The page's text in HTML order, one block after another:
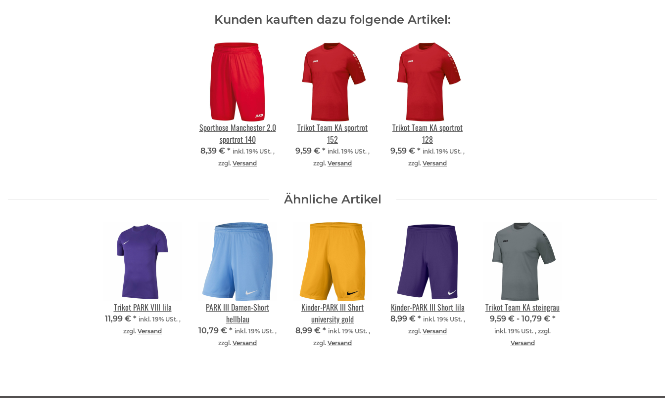
Kunden kauften dazu folgende Artikel:
Sporthose Manchester 2.0
sportrot 140
8,39 € * inkl. 19% USt. ,
zzgl. Versand
Trikot Team KA sportrot
152
9,59 € * inkl. 19% USt. ,
zzgl. Versand
Trikot Team KA sportrot
128
9,59 € * inkl. 19% USt. ,
zzgl. Versand
Ähnliche Artikel
Trikot PARK VIII lila
11,99 € * inkl. 19% USt. ,
zzgl. Versand
PARK III Damen-Short
hellblau
10,79 € * inkl. 19% USt. ,
zzgl. Versand
Kinder-PARK III Short
university gold
8,99 € * inkl. 19% USt. ,
zzgl. Versand
Kinder-PARK III Short lila
8,99 € * inkl. 19% USt. ,
zzgl. Versand
Trikot Team KA steingrau
9,59 € - 10,79 € *
inkl. 19% USt. , zzgl.
Versand